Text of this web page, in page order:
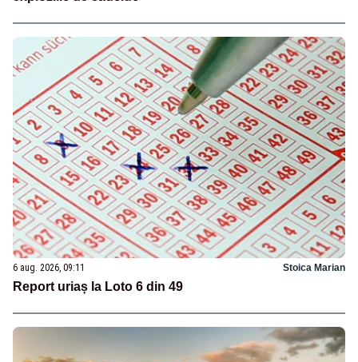
6 aug. 2026, 09:11 Stoica Marian
Report uriaș la Loto 6 din 49